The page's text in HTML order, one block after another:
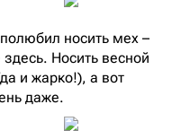
носить мех –
Носить весной
и жарко!), а вот
даже.